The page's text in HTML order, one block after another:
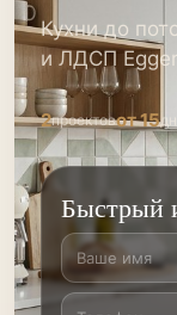
Кухни до
и ЛДСП Egger
2проектовот 15
Быстрый